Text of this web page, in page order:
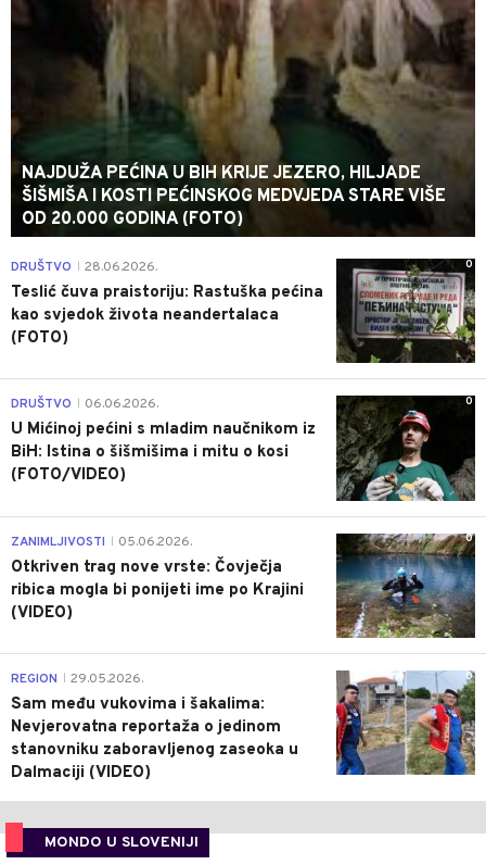
NAJDUŽA PEĆINA U BIH KRIJE JEZERO, HILJADE
ŠIŠMIŠA I KOSTI PEĆINSKOG MEDVJEDA STARE VIŠE
OD 20.000 GODINA (FOTO)
0
DRUŠTVO 28.06.2026.
Teslić čuva praistoriju: Rastuška pećina
kao svjedok života neandertalaca
(FOTO)
0
DRUŠTVO 06.06.2026.
U Mićinoj pećini s mladim naučnikom iz
BiH: Istina o šišmišima i mitu o kosi
(FOTO/VIDEO)
0
ZANIMLJIVOSTI 05.06.2026.
Otkriven trag nove vrste: Čovječja
ribica mogla bi ponijeti ime po Krajini
(VIDEO)
0
REGION 29.05.2026.
Sam među vukovima i šakalima:
Nevjerovatna reportaža o jedinom
stanovniku zaboravljenog zaseoka u
Dalmaciji (VIDEO)
MONDO U SLOVENIJI